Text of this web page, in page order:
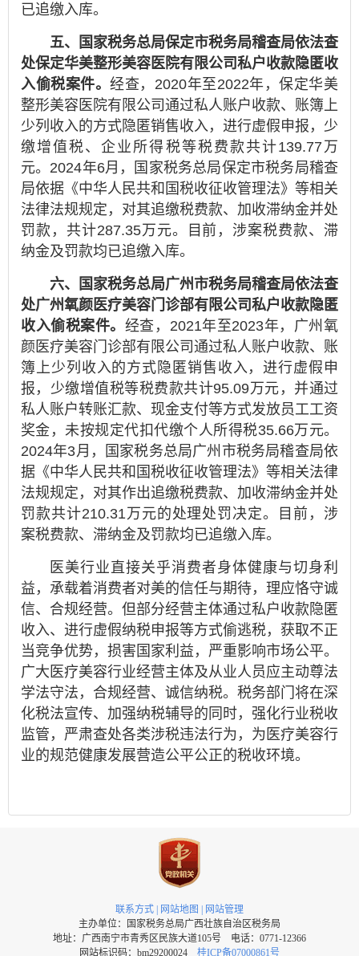
已追缴入库。
五、国家税务总局保定市税务局稽查局依法查
处保定华美整形美容医院有限公司私户收款隐匿收
入偷税案件。经查，2020年至2022年，保定华美
整形美容医院有限公司通过私人账户收款、账簿上
少列收入的方式隐匿销售收入，进行虚假申报，少
缴增值税、企业所得税等税费款共计139.77万
元。2024年6月，国家税务总局保定市税务局稽查
局依据《中华人民共和国税收征收管理法》等相关
法律法规规定，对其追缴税费款、加收滞纳金并处
罚款，共计287.35万元。目前，涉案税费款、滞
纳金及罚款均已追缴入库。
六、国家税务总局广州市税务局稽查局依法查
处广州氧颜医疗美容门诊部有限公司私户收款隐匿
收入偷税案件。 经查，2021年至2023年，广州氧
颜医疗美容门诊部有限公司通过私人账户收款、账
簿上少列收入的方式隐匿销售收入，进行虚假申
报，少缴增值税等税费款共计95.09万元，并通过
私人账户转账汇款、现金支付等方式发放员工工资
奖金，未按规定代扣代缴个人所得税35.66万元。
2024年3月，国家税务总局广州市税务局稽查局依
据《中华人民共和国税收征收管理法》等相关法律
法规规定，对其作出追缴税费款、加收滞纳金并处
罚款共计210.31万元的处理处罚决定。目前，涉
案税费款、滞纳金及罚款均已追缴入库。
医美行业直接关乎消费者身体健康与切身利
益，承载着消费者对美的信任与期待，理应恪守诚
信、合规经营。但部分经营主体通过私户收款隐匿
收入、进行虚假纳税申报等方式偷逃税，获取不正
当竞争优势，损害国家利益，严重影响市场公平。
广大医疗美容行业经营主体及从业人员应主动尊法
学法守法，合规经营、诚信纳税。税务部门将在深
化税法宣传、加强纳税辅导的同时，强化行业税收
监管，严肃查处各类涉税违法行为，为医疗美容行
业的规范健康发展营造公平公正的税收环境。
联系方式 | 网站地图 | 网站管理
主办单位：国家税务总局广西壮族自治区税务局
地址：广西南宁市青秀区民族大道105号 电话：0771-12366
网站标识码：bm29200024 桂ICP备07000861号